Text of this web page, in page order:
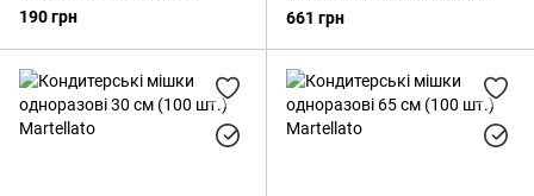
190 грн
Silikomart
661 грн